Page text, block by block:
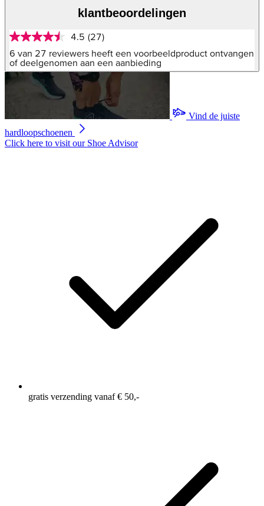
klantbeoordelingen
4.5
van
5
sterren,
gemiddelde
scorewaarde.
Reviews.
paginalink.
4.5 (27)
6 van 27 reviewers heeft een voorbeeldproduct ontvangen
of deelgenomen aan een aanbieding
Vind de juiste
hardloopschoenen
Click here to visit our Shoe Advisor
gratis verzending vanaf € 50,-